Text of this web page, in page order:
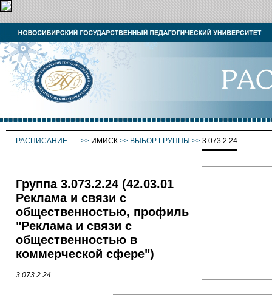
РАСПИСАНИЕ >> ИМИСК >> ВЫБОР ГРУППЫ >> 3.073.2.24
Группа 3.073.2.24 (42.03.01
Реклама и связи с
общественностью, профиль
"Реклама и связи с
общественностью в
коммерческой сфере")
3.073.2.24